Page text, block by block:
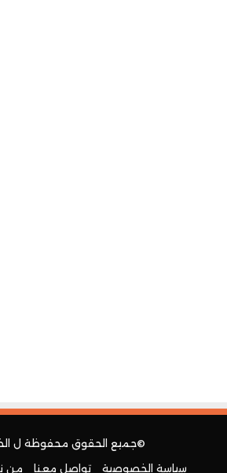
©جميع الحقوق محفوظة ل
سياسة الخصوصية
تواصل معنا من